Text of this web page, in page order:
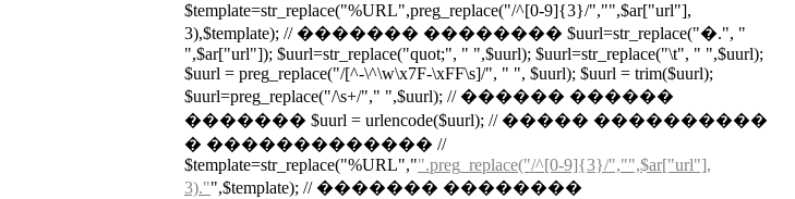
$template=str_replace("%URL",preg_replace("/^[0-9]{3}/","",$ar["url"],
3),$template); // ������� �������� $uurl=str_replace("�.", "
",$ar["url"]); $uurl=str_replace("quot;", " ",$uurl); $uurl=str_replace("\t", " ",$uurl);
$uurl = preg_replace("/[^-\^\w\x7F-\xFF\s]/", " ", $uurl); $uurl = trim($uurl);
$uurl=preg_replace("/\s+/"," ",$uurl); // ������ ������
������� $uurl = urlencode($uurl); // ����� ����������
� ������������� //
$template=str_replace("%URL","".preg_replace("/^[0-9]{3}/","",$ar["url"],
3)."",$template); // ������� ��������